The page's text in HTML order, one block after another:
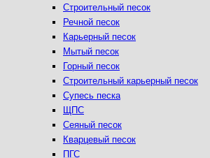
Строительный песок
Речной песок
Карьерный песок
Мытый песок
Горный песок
Строительный карьерный песок
Супесь песка
ЩПС
Сеяный песок
Кварцевый песок
ПГС